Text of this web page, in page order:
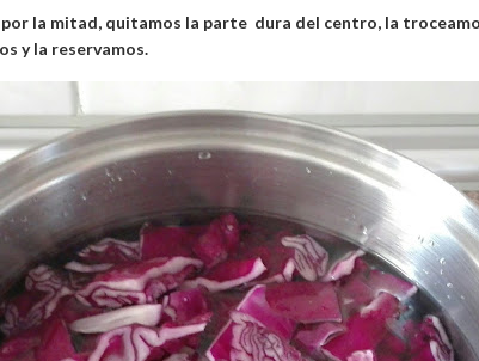
la mitad, quitamos la parte dura del centro, la
y la reservamos.